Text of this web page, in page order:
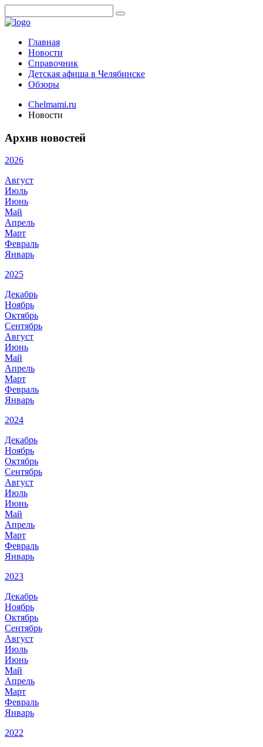
Главная
Новости
Справочник
Детская афиша в Челябинске
Обзоры
Chelmami.ru
Новости
Архив новостей
2026
Август
Июль
Июнь
Май
Апрель
Март
Февраль
Январь
2025
Декабрь
Ноябрь
Октябрь
Сентябрь
Август
Июнь
Май
Апрель
Март
Февраль
Январь
2024
Декабрь
Ноябрь
Октябрь
Сентябрь
Август
Июль
Июнь
Май
Апрель
Март
Февраль
Январь
2023
Декабрь
Ноябрь
Октябрь
Сентябрь
Август
Июль
Июнь
Май
Апрель
Март
Февраль
Январь
2022